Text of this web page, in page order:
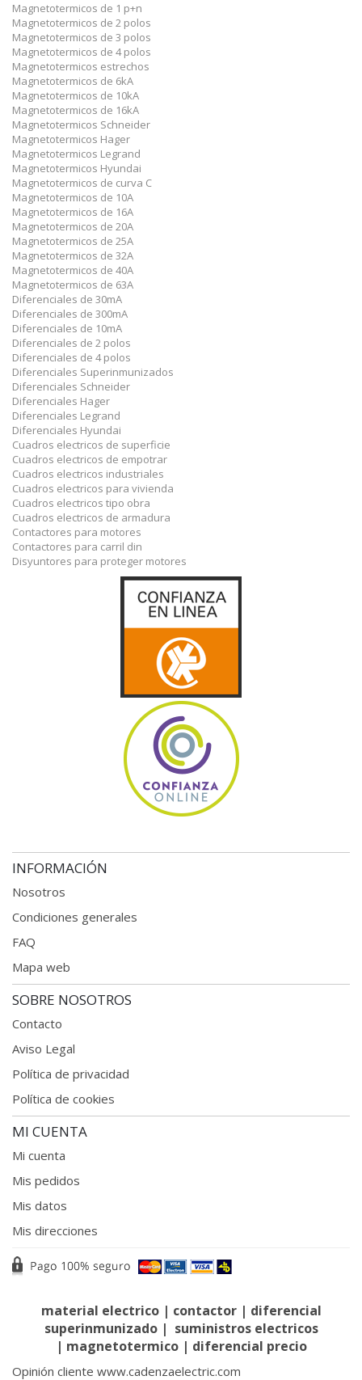
Magnetotermicos de 1 p+n
Magnetotermicos de 2 polos
Magnetotermicos de 3 polos
Magnetotermicos de 4 polos
Magnetotermicos estrechos
Magnetotermicos de 6kA
Magnetotermicos de 10kA
Magnetotermicos de 16kA
Magnetotermicos Schneider
Magnetotermicos Hager
Magnetotermicos Legrand
Magnetotermicos Hyundai
Magnetotermicos de curva C
Magnetotermicos de 10A
Magnetotermicos de 16A
Magnetotermicos de 20A
Magnetotermicos de 25A
Magnetotermicos de 32A
Magnetotermicos de 40A
Magnetotermicos de 63A
Diferenciales de 30mA
Diferenciales de 300mA
Diferenciales de 10mA
Diferenciales de 2 polos
Diferenciales de 4 polos
Diferenciales Superinmunizados
Diferenciales Schneider
Diferenciales Hager
Diferenciales Legrand
Diferenciales Hyundai
Cuadros electricos de superficie
Cuadros electricos de empotrar
Cuadros electricos industriales
Cuadros electricos para vivienda
Cuadros electricos tipo obra
Cuadros electricos de armadura
Contactores para motores
Contactores para carril din
Disyuntores para proteger motores
INFORMACIÓN
Nosotros
Condiciones generales
FAQ
Mapa web
SOBRE NOSOTROS
Contacto
Aviso Legal
Política de privacidad
Política de cookies
MI CUENTA
Mi cuenta
Mis pedidos
Mis datos
Mis direcciones
material electrico| contactor| diferencial
superinmunizado| suministros electricos
| magnetotermico | diferencial precio
Opinión cliente www.cadenzaelectric.com